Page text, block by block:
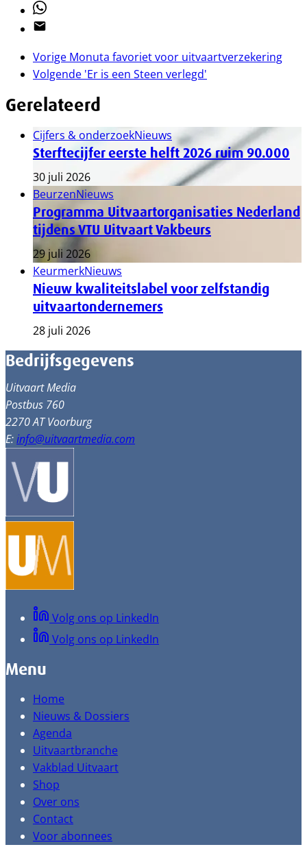
Whatsapp
Email
Vorige Monuta favoriet voor uitvaartverzekering
Volgende 'Er is een Steen verlegd'
Gerelateerd
Cijfers & onderzoekNieuws
Sterftecijfer eerste helft 2026 ruim 90.000
30 juli 2026
BeurzenNieuws
Programma Uitvaartorganisaties Nederland
tijdens VTU Uitvaart Vakbeurs
29 juli 2026
KeurmerkNieuws
Nieuw kwaliteitslabel voor zelfstandig
uitvaartondernemers
28 juli 2026
Bedrijfsgegevens
Uitvaart Media
Postbus 760
2270 AT Voorburg
E:info@uitvaartmedia.com
Volg ons op LinkedIn
Volg ons op LinkedIn
Menu
Home
Nieuws & Dossiers
Agenda
Uitvaartbranche
Vakblad Uitvaart
Shop
Over ons
Contact
Voor abonnees